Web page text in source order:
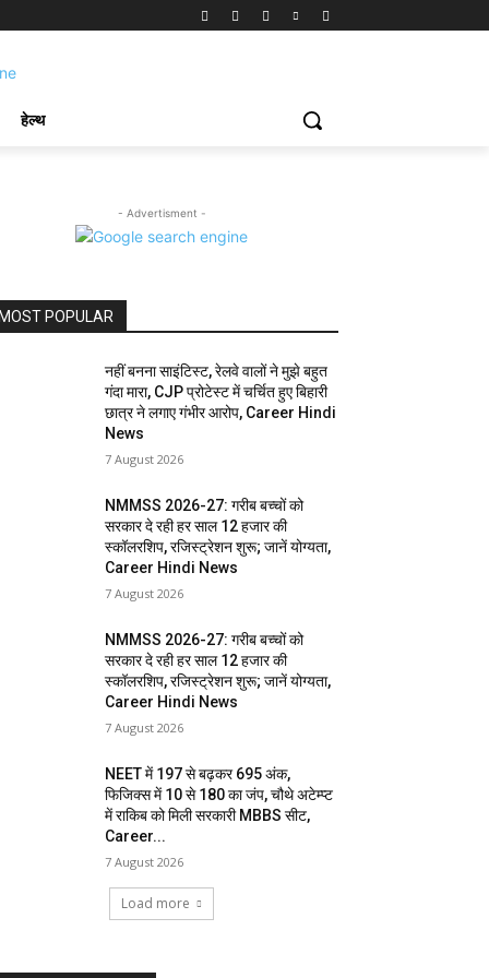
हेल्थ
- Advertisment -
MOST POPULAR
नहीं बनना साइंटिस्ट, रेलवे वालों ने मुझे बहुत
गंदा मारा, CJP प्रोटेस्ट में चर्चित हुए बिहारी
छात्र ने लगाए गंभीर आरोप, Career Hindi
News
7 August 2026
NMMSS 2026-27: गरीब बच्चों को
सरकार दे रही हर साल 12 हजार की
स्कॉलरशिप, रजिस्ट्रेशन शुरू; जानें योग्यता,
Career Hindi News
7 August 2026
NMMSS 2026-27: गरीब बच्चों को
सरकार दे रही हर साल 12 हजार की
स्कॉलरशिप, रजिस्ट्रेशन शुरू; जानें योग्यता,
Career Hindi News
7 August 2026
NEET में 197 से बढ़कर 695 अंक,
फिजिक्स में 10 से 180 का जंप, चौथे अटेम्प्ट
में राकिब को मिली सरकारी MBBS सीट,
Career...
7 August 2026
Load more